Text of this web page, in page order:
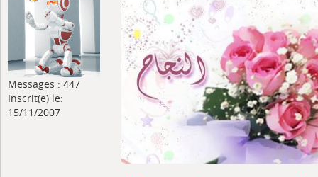
Messages : 447
Inscrit(e) le:
15/11/2007